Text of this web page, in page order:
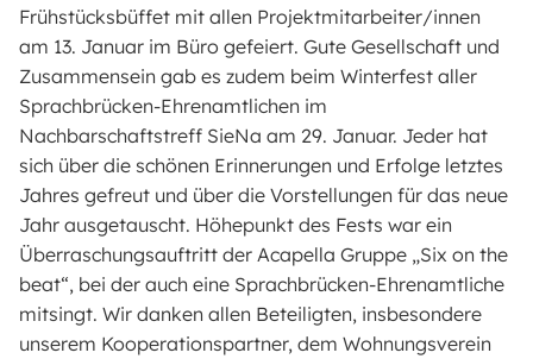
Frühstücksbüffet mit allen Projektmitarbeiter/innen
am 13. Januar im Büro gefeiert. Gute Gesellschaft und
Zusammensein gab es zudem beim Winterfest aller
Sprachbrücken-Ehrenamtlichen im
Nachbarschaftstreff SieNa am 29. Januar. Jeder hat
sich über die schönen Erinnerungen und Erfolge letztes
Jahres gefreut und über die Vorstellungen für das neue
Jahr ausgetauscht. Höhepunkt des Fests war ein
Überraschungsauftritt der Acapella Gruppe „Six on the
beat“, bei der auch eine Sprachbrücken-Ehrenamtliche
mitsingt. Wir danken allen Beteiligten, insbesondere
unserem Kooperationspartner, dem Wohnungsverein